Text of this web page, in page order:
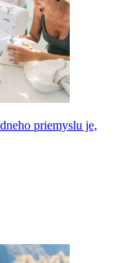
priemyslu je,